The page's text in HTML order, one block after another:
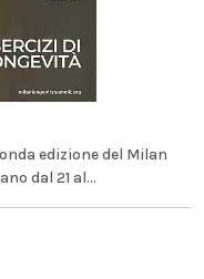
edizione del Milan
dal 21 al...